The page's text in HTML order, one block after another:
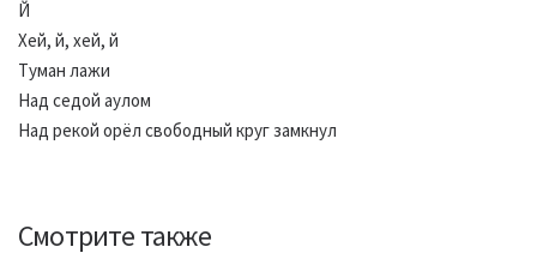
Й
Хей, й, хей, й
Туман лажи
Над седой аулом
Над рекой орёл свободный круг замкнул
Смотрите также